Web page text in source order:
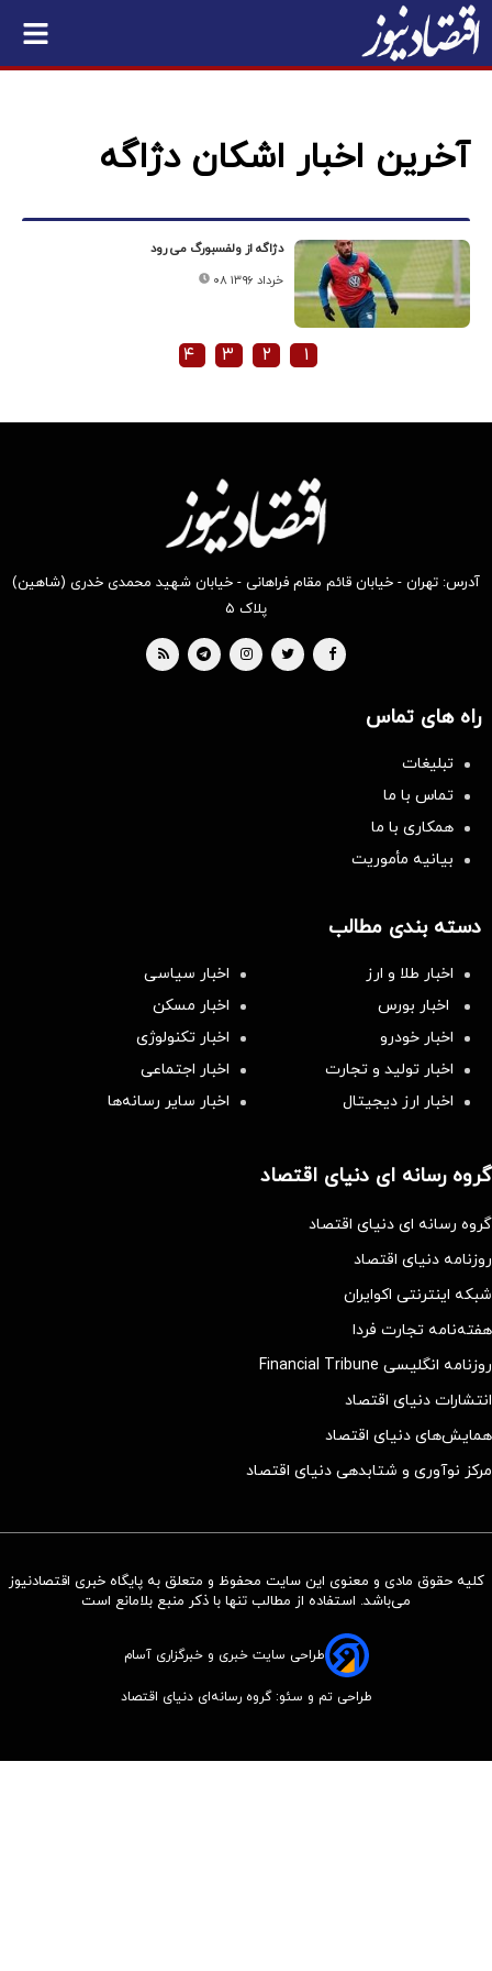
آخرین اخبار اشکان دژاگه
دژاگه از ولفسبورگ می رود
۰۸ خرداد ۱۳۹۶
۱ ۲ ۳ ۴
آدرس: تهران - خیابان قائم مقام فراهانی - خیابان شهید محمدی خدری (شاهین)
پلاک ۵
راه های تماس
تبلیغات
تماس با ما
همکاری با ما
بیانیه مأموریت
دسته بندی مطالب
اخبار طلا و ارز
اخبار سیاسی
اخبار بورس
اخبار مسکن
اخبار خودرو
اخبار تکنولوژی
اخبار تولید و تجارت
اخبار اجتماعی
اخبار ارز دیجیتال
اخبار سایر رسانه‌‌ها
گروه رسانه ای دنیای اقتصاد
گروه رسانه ای دنیای اقتصاد
روزنامه دنیای اقتصاد
شبکه اینترنتی اکوایران
هفته‌نامه تجارت فردا
روزنامه انگلیسی Financial Tribune
انتشارات دنیای اقتصاد
همایش‌های دنیای اقتصاد
مرکز نوآوری و شتابدهی دنیای اقتصاد
کلیه حقوق مادی و معنوی این سایت محفوظ و متعلق به پایگاه خبری اقتصادنیوز
می‌باشد. استفاده از مطالب تنها با ذکر منبع بلامانع است
طراحی سایت خبری و خبرگزاری آسام
طراحی تم و سئو: گروه رسانه‌ای دنیای اقتصاد